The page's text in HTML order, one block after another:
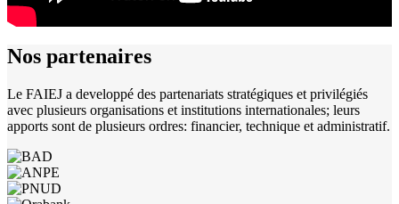
Nos partenaires
Le FAIEJ a developpé des partenariats stratégiques et privilégiés
avec plusieurs organisations et institutions internationales; leurs
apports sont de plusieurs ordres: financier, technique et administratif.